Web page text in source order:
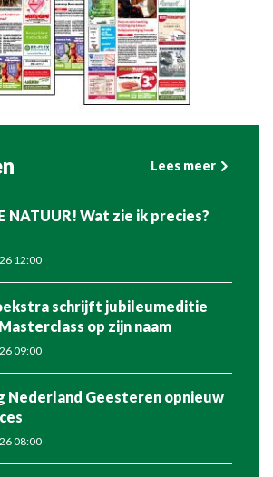
Lees meer
NATUUR! Wat zie ik precies?
12:00
schrijft jubileumeditie
op zijn naam
09:00
Geesteren opnieuw
08:00